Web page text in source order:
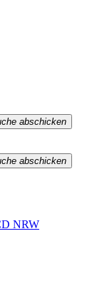
abschicken
abschicken
NRW